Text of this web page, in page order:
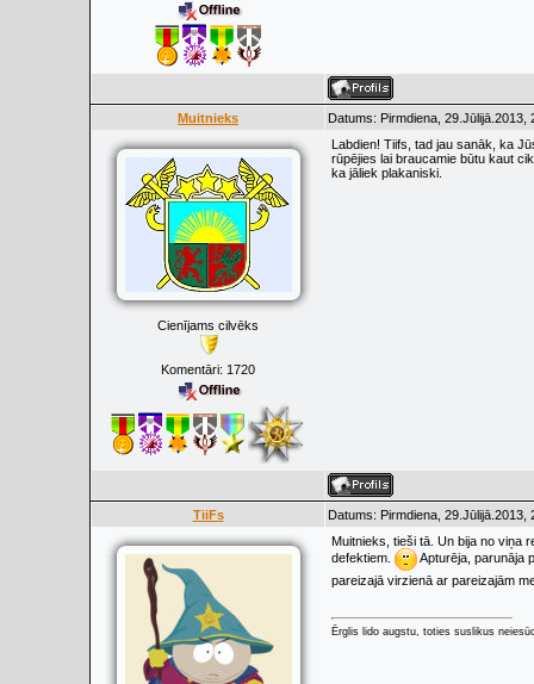
Muitnieks Datums: Pirmdiena,
Cienījams cilvēks
Komentāri: 1720
Labdien! Tiifs, tad jau sanāk, ka
rūpējies lai braucamie būtu kaut
ka jāliek plakaniski.
TiiFs Datums: Pirmdiena,
Muitnieks, tieši tā. Un bija no viņa
defektiem.
Apturēja, parunāja
pareizajā virzienā ar pareizajām
Ērglis lido augstu, toties suslikus